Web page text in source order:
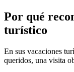
Por qué
turístico
En sus vacaciones
queridos, una visita